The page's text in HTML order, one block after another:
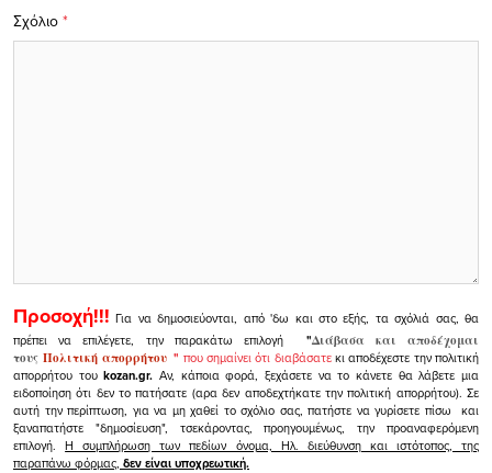
Σχόλιο *
Προσοχή!!! Για να δημοσιεύονται, από 'δω και στο εξής, τα σχόλιά σας, θα
πρέπει να επιλέγετε, την παρακάτω επιλογή
"Διάβασα και αποδέχομαι
τουςΠολιτική απορρήτου" που σημαίνει ότι διαβάσατεκι αποδέχεστε την πολιτική
απορρήτου τουkozan.gr. Αν, κάποια φορά, ξεχάσετε να το κάνετε θα λάβετε μια
ειδοποίηση ότι δεν το πατήσατε (αρα δεν αποδεχτήκατε την πολιτική απορρήτου). Σε
αυτή την περίπτωση, για να μη χαθεί το σχόλιο σας, πατήστε να γυρίσετε πίσω και
ξαναπατήστε "δημοσίευση", τσεκάροντας, προηγουμένως, την προαναφερόμενη
επιλογή.Η συμπλήρωση των πεδίων όνομα, Ηλ. διεύθυνση και ιστότοπος, της
παραπάνω φόρμας, δεν είναι υποχρεωτική.